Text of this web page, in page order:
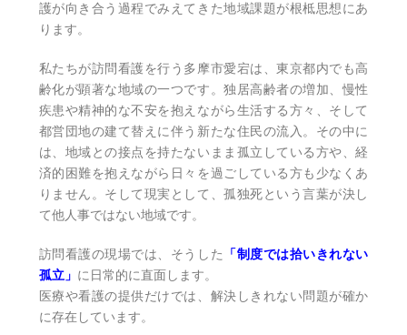
護が向き合う過程でみえてきた地域課題が根柢思想にあ
ります。
私たちが訪問看護を行う多摩市愛宕は、東京都内でも高
齢化が顕著な地域の一つです。独居高齢者の増加、慢性
疾患や精神的な不安を抱えながら生活する方々、そして
都営団地の建て替えに伴う新たな住民の流入。その中に
は、地域との接点を持たないまま孤立している方や、経
済的困難を抱えながら日々を過ごしている方も少なくあ
りません。そして現実として、孤独死という言葉が決し
て他人事ではない地域です。
訪問看護の現場では、そうした
「制度では拾いきれない
孤立」 に日常的に直面します。
医療や看護の提供だけでは、解決しきれない問題が確か
に存在しています。